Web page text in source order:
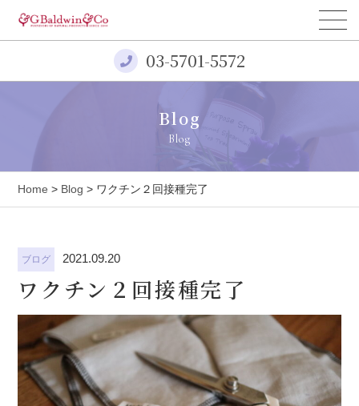
03-5701-5572
Blog
Blog
Home > Blog > ワクチン２回接種完了
ブログ 2021.09.20
ワクチン２回接種完了